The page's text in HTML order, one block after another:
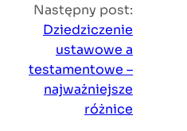
Następny post:
Dziedziczenie
ustawowe a
testamentowe –
najważniejsze
różnice